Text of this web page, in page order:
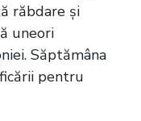
răbdare și
uneori
Săptămâna
pentru